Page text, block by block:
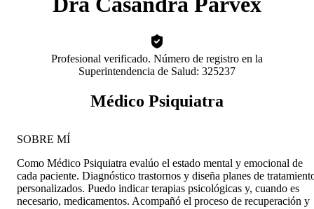
Profesional verificado. Número de registro en la
Superintendencia de Salud: 325237
Médico Psiquiatra
SOBRE MÍ
Como Médico Psiquiatra evalúo el estado mental y emocional de
cada paciente. Diagnóstico trastornos y diseña planes de
personalizados. Puedo indicar terapias psicológicas y, cuando es
necesario, medicamentos. Acompañó el proceso de recuperación y